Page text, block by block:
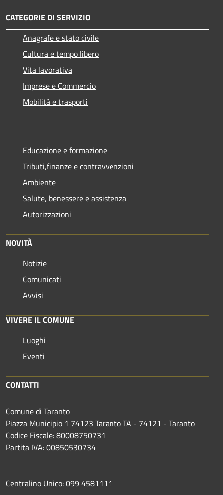
CATEGORIE DI SERVIZIO
Anagrafe e stato civile
Cultura e tempo libero
Vita lavorativa
Imprese e Commercio
Mobilità e trasporti
Educazione e formazione
Tributi,finanze e contravvenzioni
Ambiente
Salute, benessere e assistenza
Autorizzazioni
NOVITÀ
Notizie
Comunicati
Avvisi
VIVERE IL COMUNE
Luoghi
Eventi
CONTATTI
Comune di Taranto
Piazza Municipio 1 74123 Taranto TA - 74121 - Taranto
Codice Fiscale: 80008750731
Partita IVA: 00850530734
Centralino Unico: 099 4581111